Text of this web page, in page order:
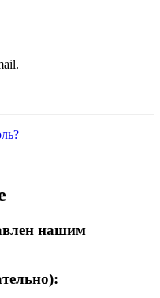
нашим